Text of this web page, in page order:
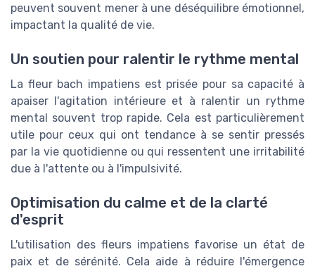
peuvent souvent mener à une déséquilibre émotionnel,
impactant la qualité de vie.
Un soutien pour ralentir le rythme mental
La fleur bach impatiens est prisée pour sa capacité à
apaiser l'agitation intérieure et à ralentir un rythme
mental souvent trop rapide. Cela est particulièrement
utile pour ceux qui ont tendance à se sentir pressés
par la vie quotidienne ou qui ressentent une irritabilité
due à l'attente ou à l'impulsivité.
Optimisation du calme et de la clarté
d'esprit
L'utilisation des fleurs impatiens favorise un état de
paix et de sérénité. Cela aide à réduire l'émergence